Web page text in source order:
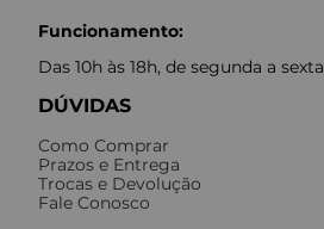
Funcionamento:
Das 10h às 18h, de segunda a sexta
DÚVIDAS
Como Comprar
Prazos e Entrega
Trocas e Devolução
Fale Conosco